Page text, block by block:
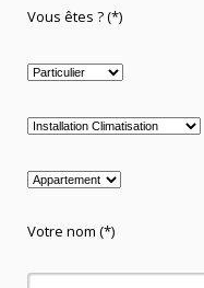
Vous êtes ? (*)
Votre nom (*)